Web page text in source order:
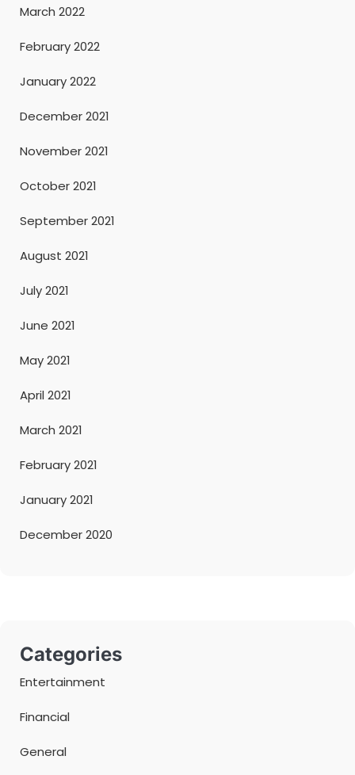
March 2022
February 2022
January 2022
December 2021
November 2021
October 2021
September 2021
August 2021
July 2021
June 2021
May 2021
April 2021
March 2021
February 2021
January 2021
December 2020
Categories
Entertainment
Financial
General